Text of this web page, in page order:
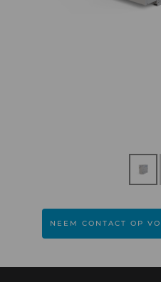
NEEM CONTACT OP